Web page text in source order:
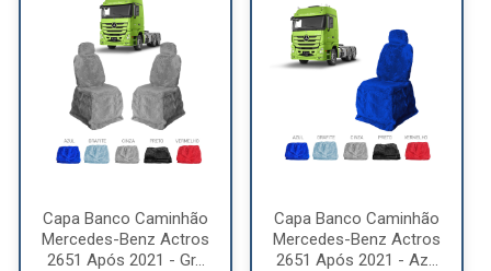
Capa Banco Caminhão
Mercedes-Benz Actros
2651 Após 2021 - Gr...
Capa Banco Caminhão
Mercedes-Benz Actros
2651 Após 2021 - Az...